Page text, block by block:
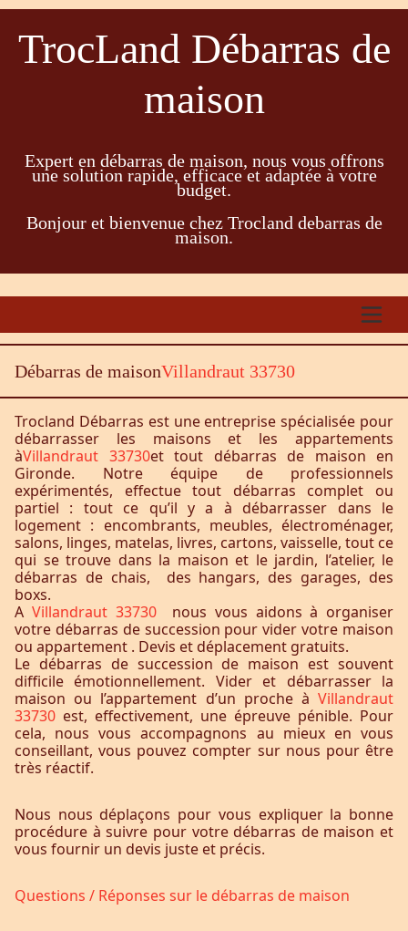
TrocLand Débarras de
maison
Expert en débarras de maison, nous vous offrons
une solution rapide, efficace et adaptée à votre
budget.
Bonjour et bienvenue chez Trocland debarras de
maison.
Débarras de maisonVillandraut 33730
Trocland Débarras est une entreprise spécialisée pour
débarrasser les maisons et les appartements
àVillandraut 33730et tout débarras de maison en
Gironde. Notre équipe de professionnels
expérimentés, effectue tout débarras complet ou
partiel : tout ce qu’il y a à débarrasser dans le
logement : encombrants, meubles, électroménager,
salons, linges, matelas, livres, cartons, vaisselle, tout ce
qui se trouve dans la maison et le jardin, l’atelier, le
débarras de chais, des hangars, des garages, des
boxs.
A Villandraut 33730 nous vous aidons à organiser
votre débarras de succession pour vider votre maison
ou appartement . Devis et déplacement gratuits.
Le débarras de succession de maison est souvent
difficile émotionnellement. Vider et débarrasser la
maison ou l’appartement d’un proche à Villandraut
33730 est, effectivement, une épreuve pénible. Pour
cela, nous vous accompagnons au mieux en vous
conseillant, vous pouvez compter sur nous pour être
très réactif.
Nous nous déplaçons pour vous expliquer la bonne
procédure à suivre pour votre débarras de maison et
vous fournir un devis juste et précis.
Questions / Réponses sur le débarras de maison